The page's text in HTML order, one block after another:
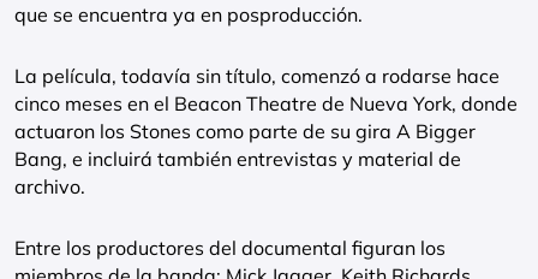
que se encuentra ya en posproducción.
La película, todavía sin título, comenzó a rodarse hace
cinco meses en el Beacon Theatre de Nueva York, donde
actuaron los Stones como parte de su gira A Bigger
Bang, e incluirá también entrevistas y material de
archivo.
Entre los productores del documental figuran los